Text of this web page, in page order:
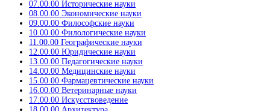
07.00.00 Исторические науки
08.00.00 Экономические науки
09.00.00 Философские науки
10.00.00 Филологические науки
11.00.00 Географические науки
12.00.00 Юридические науки
13.00.00 Педагогические науки
14.00.00 Медицинские науки
15.00.00 Фармацевтические науки
16.00.00 Ветеринарные науки
17.00.00 Искусствоведение